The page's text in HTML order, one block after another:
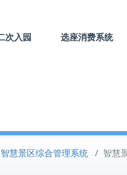
次入园 选座消费系统
智慧景区综合管理系统 / 智慧